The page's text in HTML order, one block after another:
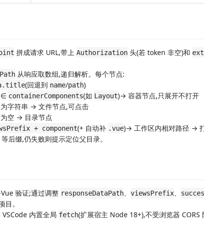
拼成请求 URL,带上 Authorization 头(若 token 非空)和
从响应取数组,递归解析。每个节点:
(回退到 name/path)
∈ containerComponents(如 Layout)→ 容器节点,只展开不打开
为字符串 → 文件节点,可点击
为空 → 目录节点
+ component(+ 自动补 .vue)→ 工作区内相对路径 →
等后缀,仍失败则提示定位父目录。
验证;通过调整 responseDataPath、 viewsPrefix、
目。
内置全局 fetch(扩展宿主 Node 18+),不受浏览器 CORS